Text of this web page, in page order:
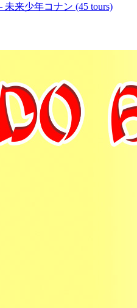
未来少年コナン (45 tours)